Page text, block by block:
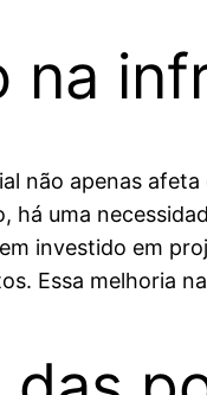
na
não apenas
há uma
investido em
Essa melhoria